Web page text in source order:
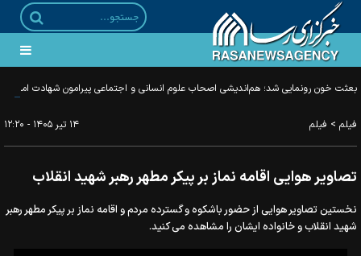
بعثت خون رونمایی شد؛ هم‌اندیشی اصحاب علوم انسانی و اجتماعی پیرامون شهادت امام
فیلم > فیلم ۱۴ تير ۱۴۰۵ - ۱۲:۲۰
تصاویر هوایی اقامه نماز بر پیکر مطهر رهبر شهید انقلاب
نخستین تصاویر هوایی از حضور باشکوه و گسترده مردم و اقامه نماز بر پیکر مطهر رهبر
شهید انقلاب و خانواده ایشان را مشاهده می کنید.